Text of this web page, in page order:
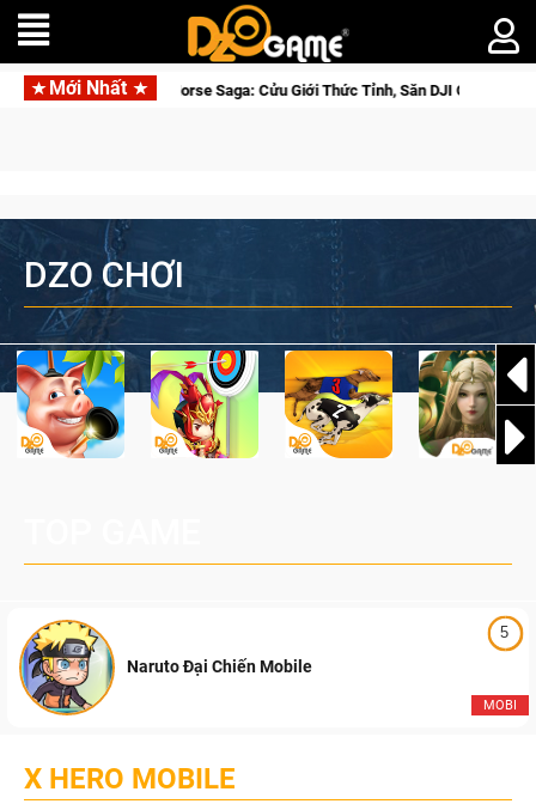
Mới Nhất
Norse Saga: Cửu Giới Thức Tỉnh, Săn DJI Osmo Pocket 3 Ngay Hôm Nay
DZO CHƠI
5
MOBI
Naruto Đại Chiến Mobile
X HERO MOBILE